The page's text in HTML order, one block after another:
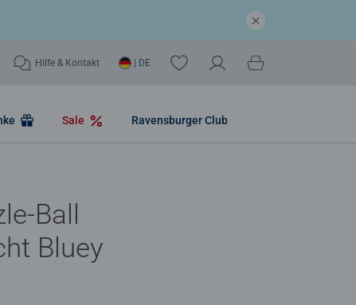
Hilfe & Kontakt | DE
Sale Ravensburger Club
Ball
Bluey